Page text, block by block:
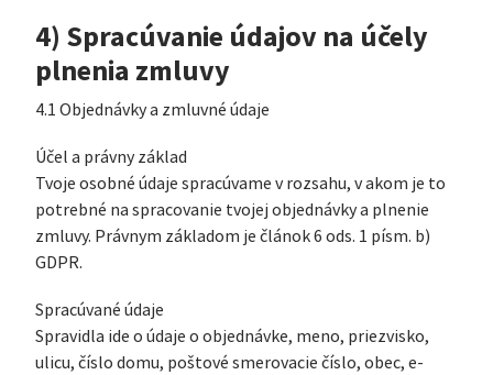
4) Spracúvanie údajov na účely
plnenia zmluvy
4.1 Objednávky a zmluvné údaje
Účel a právny základ
Tvoje osobné údaje spracúvame v rozsahu, v akom je to
potrebné na spracovanie tvojej objednávky a plnenie
zmluvy. Právnym základom je článok 6 ods. 1 písm. b)
GDPR.
Spracúvané údaje
Spravidla ide o údaje o objednávke, meno, priezvisko,
ulicu, číslo domu, poštové smerovacie číslo, obec, e-